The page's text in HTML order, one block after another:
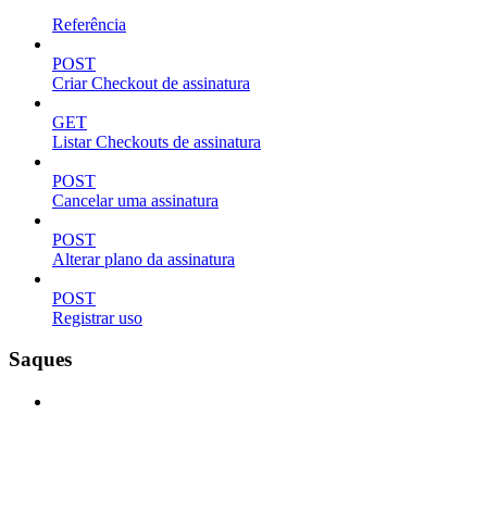
Referência
POST
Criar Checkout de assinatura
GET
Listar Checkouts de assinatura
POST
Cancelar uma assinatura
POST
Alterar plano da assinatura
POST
Registrar uso
Saques